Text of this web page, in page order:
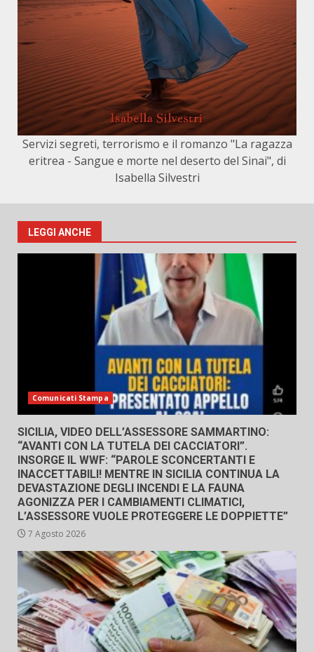
Servizi segreti, terrorismo e il romanzo "La ragazza
eritrea - Sangue e morte nel deserto del Sinai", di
Isabella Silvestri
LEGGI ANCHE
Comunicati Stampa
SICILIA, VIDEO DELL’ASSESSORE SAMMARTINO:
“AVANTI CON LA TUTELA DEI CACCIATORI”.
INSORGE IL WWF: “PAROLE SCONCERTANTI E
INACCETTABILI! MENTRE IN SICILIA CONTINUA LA
DEVASTAZIONE DEGLI INCENDI E LA FAUNA
AGONIZZA PER I CAMBIAMENTI CLIMATICI,
L’ASSESSORE VUOLE PROTEGGERE LE DOPPIETTE”
7 Agosto 2026